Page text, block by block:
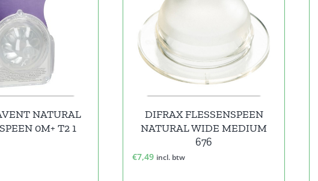
NATURAL
0M+ T2 1
DIFRAX FLESSENSPEEN
NATURAL WIDE MEDIUM
676
€7,49 incl. btw